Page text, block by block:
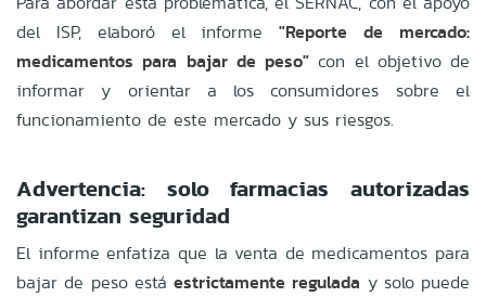
del ISP, elaboró el informe"Reporte de mercado:
medicamentos para bajar de peso" con el objetivo de
informar y orientar a los consumidores sobre el
funcionamiento de este mercado y sus riesgos.
Advertencia: solo farmacias autorizadas
garantizan seguridad
El informe enfatiza que la venta de medicamentos para
bajar de peso está estrictamente regulada y solo puede